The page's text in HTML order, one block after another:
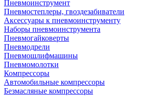
Пневмоинструмент
Пневмостеплеры, гвоздезабиватели
Аксессуары к пневмоинструменту
Наборы пневмоинструмента
Пневмогайковерты
Пневмодрели
Пневмошлифмашины
Пневмомолотки
Компрессоры
Автомобильные компрессоры
Безмасляные компрессоры